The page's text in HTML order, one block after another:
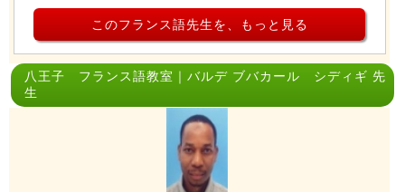
このフランス語先生を、もっと見る
八王子 フランス語教室｜バルデ ブバカール シディギ 先
生